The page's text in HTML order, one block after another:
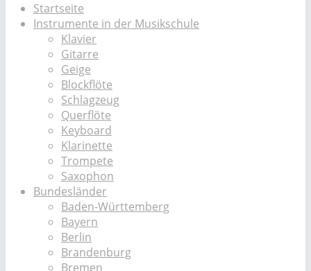
Startseite
Instrumente in der Musikschule
Klavier
Gitarre
Geige
Blockflöte
Schlagzeug
Querflöte
Keyboard
Klarinette
Trompete
Saxophon
Bundesländer
Baden-Württemberg
Bayern
Berlin
Brandenburg
Bremen